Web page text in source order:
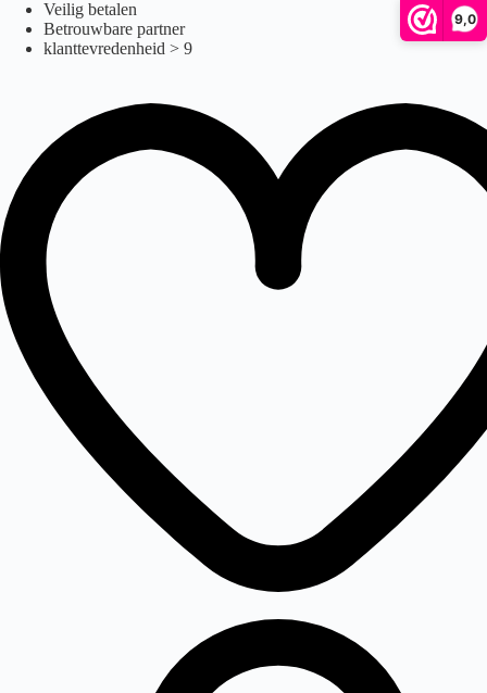
9,0
naar
Veilig betalen
Betrouwbare partner
klanttevredenheid > 9